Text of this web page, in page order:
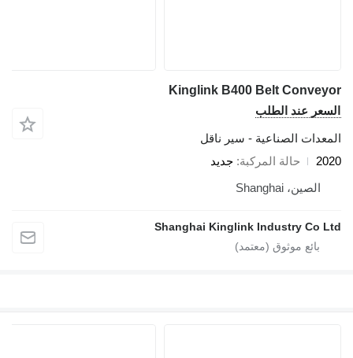
Kinglink B400 Belt Conveyor
السعر عند الطلب
المعدات الصناعية - سير ناقل
2020
حالة المركبة جديد
الصين، Shanghai
Shanghai Kinglink Industry Co Ltd